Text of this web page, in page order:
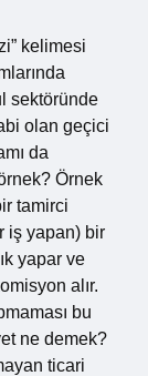
kelimesi
sektöründe
olan geçici
da
Örnek
tamirci
iş yapan) bir
yapar ve
alır.
bu
ne demek?
ticari